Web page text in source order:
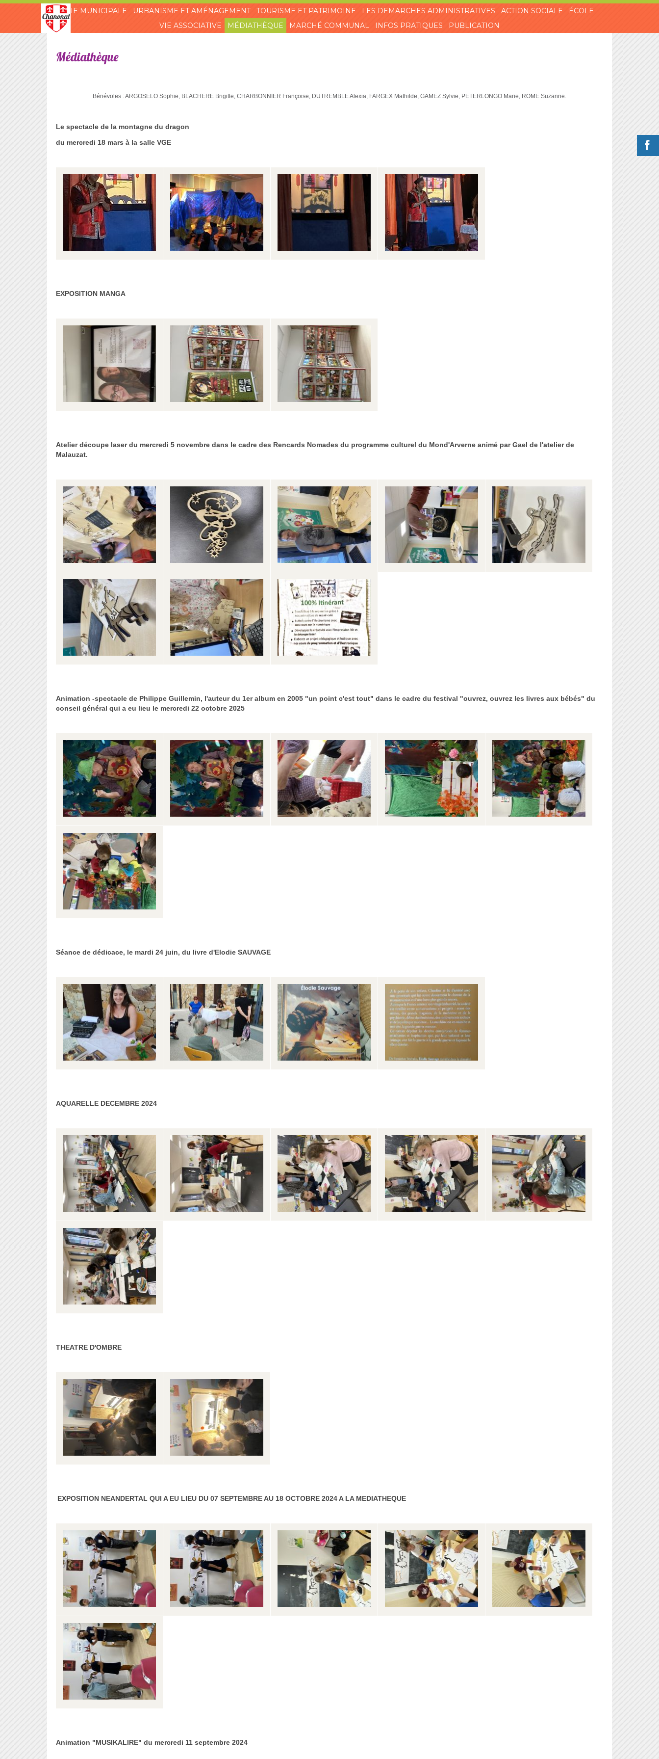
VIE MUNICIPALE URBANISME ET AMÉNAGEMENT TOURISME ET PATRIMOINE LES DEMARCHES ADMINISTRATIVES ACTION SOCIALE
ÉCOLE
VIE ASSOCIATIVE
MÉDIATHÈQUE MARCHÉ COMMUNAL INFOS PRATIQUES PUBLICATION
Médiathèque
Bénévoles : ARGOSELO Sophie, BLACHERE Brigitte, CHARBONNIER Françoise, DUTREMBLE Alexia, FARGEX Mathilde, GAMEZ Sylvie, PETERLONGO Marie, ROME Suzanne.
Le spectacle de la montagne du dragon
du mercredi 18 mars à la salle VGE
EXPOSITION MANGA
Atelier découpe laser du mercredi 5 novembre dans le cadre des Rencards Nomades du programme culturel du Mond'Arverne animé par Gael de l'atelier de
Malauzat.
Animation -spectacle de Philippe Guillemin, l'auteur du 1er album en 2005 "un point c'est tout" dans le cadre du festival "ouvrez, ouvrez les livres aux bébés" du
conseil général qui a eu lieu le mercredi 22 octobre 2025
Séance de dédicace, le mardi 24 juin, du livre d'Elodie SAUVAGE
AQUARELLE DECEMBRE 2024
THEATRE D'OMBRE
EXPOSITION NEANDERTAL QUI A EU LIEU DU 07 SEPTEMBRE AU 18 OCTOBRE 2024 A LA MEDIATHEQUE
Animation "MUSIKALIRE" du mercredi 11 septembre 2024